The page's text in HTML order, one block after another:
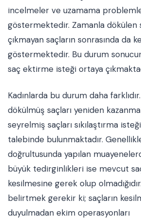
incelmeler ve uzamama
göstermektedir. Zamanla
çıkmayan saçların sonrasında da
göstermektedir. Bu durum
saç ektirme isteği ortaya
Kadınlarda bu durum daha
dökülmüş saçları yeniden
seyrelmiş saçları sıkılaştırma
talebinde bulunmaktadır.
doğrultusunda yapılan
büyük tedirginlikleri ise mevcut
kesilmesine gerek olup
belirtmek gerekir ki; saçların
duyulmadan ekim operasyonları